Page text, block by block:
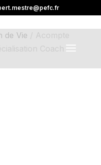
de Vie
Coach